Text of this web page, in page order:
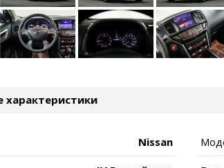
характеристики
Nissan